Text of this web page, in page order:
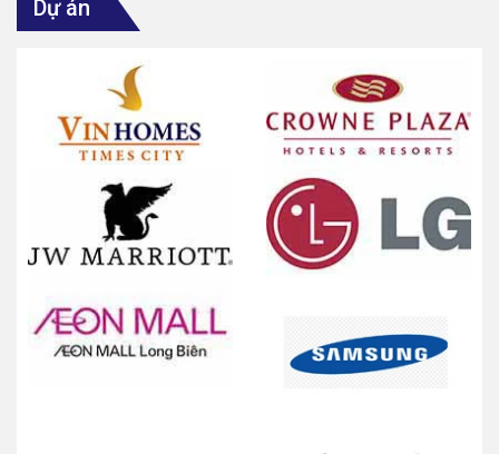
Dự án